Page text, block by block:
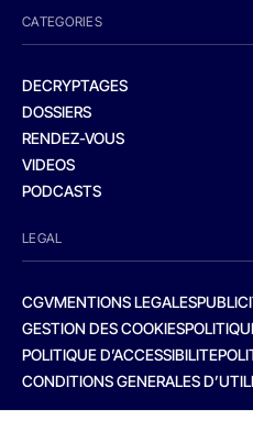
CATEGORIES
DECRYPTAGES
DOSSIERS
RENDEZ-VOUS
VIDEOS
PODCASTS
LEGAL
CGVMENTIONS LEGALES
GESTION DES COOKIES
POLITIQUE D’ACCESSIBILITE
CONDITIONS GENERALES